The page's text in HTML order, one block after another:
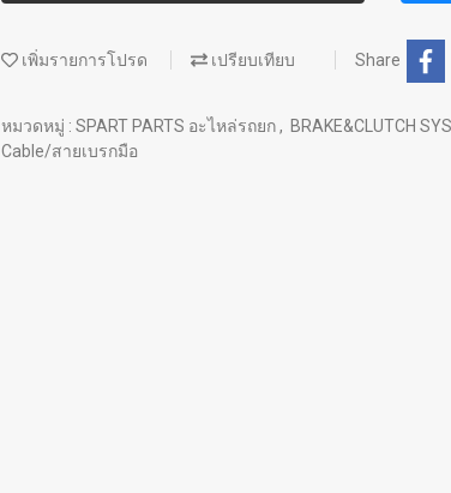
เพิ่มรายการโปรด เปรียบเทียบ Share
หมวดหมู่ : SPART PARTS อะไหล่รถยก, BRAKE&CLUTCH
Cable/สายเบรกมือ